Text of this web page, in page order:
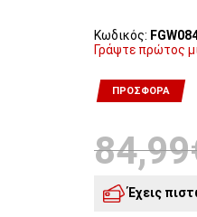
Κωδικός:
Γράψτε πρώτος
ΠΡΟΣΦΟΡΆ
Έχεις